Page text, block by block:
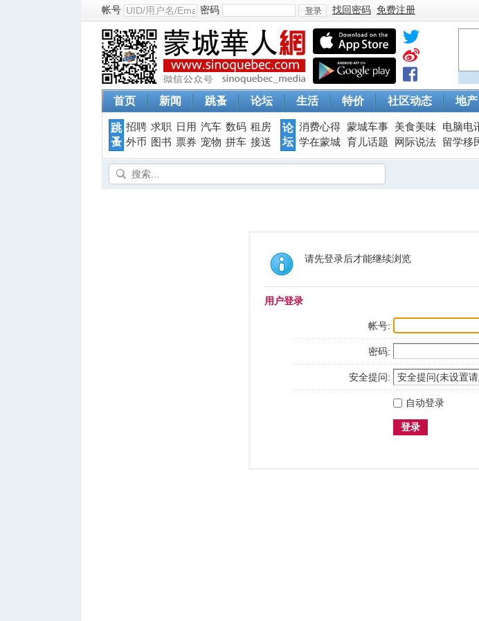
帐号 密码
登
找回密码 免费注册
首页 新闻 跳蚤 论坛 生活 特价 社区动态 地产
跳
蚤
招聘 求职 日用 汽车 数码 租房
外币
图书 票券 宠物 拼车 接送
论
坛
消费心得 蒙城车事 美食美味 电脑电
学在蒙城 育儿话题 网际说法 留学移
请先登录后才能继续浏览
用户登录
帐号:
密码:
安全提问:
自动登录
登录